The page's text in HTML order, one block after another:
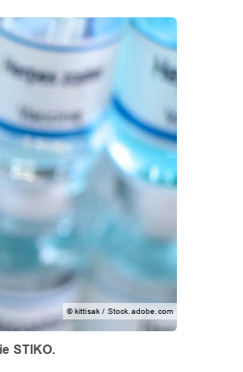
© kittisak / Stock.adobe.com
STIKO.